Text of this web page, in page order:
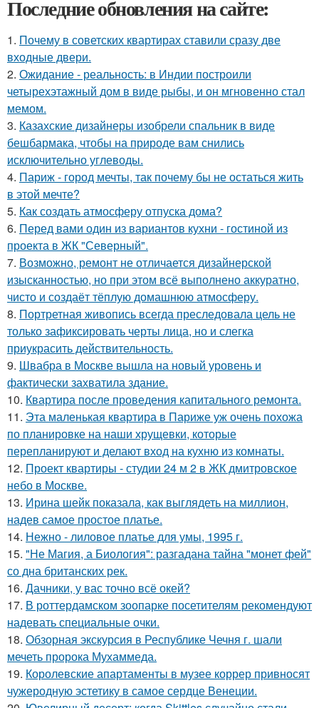
Последние обновления на сайте:
1. Почему в советских квартирах ставили сразу две
входные двери.
2. Ожидание - реальность: в Индии построили
четырехэтажный дом в виде рыбы, и он мгновенно стал
мемом.
3. Казахские дизайнеры изобрели спальник в виде
бешбармака, чтобы на природе вам снились
исключительно углеводы.
4. Париж - город мечты, так почему бы не остаться жить
в этой мечте?
5. Как создать атмосферу отпуска дома?
6. Перед вами один из вариантов кухни - гостиной из
проекта в ЖК "Северный".
7. Возможно, ремонт не отличается дизайнерской
изысканностью, но при этом всё выполнено аккуратно,
чисто и создаёт тёплую домашнюю атмосферу.
8. Портретная живопись всегда преследовала цель не
только зафиксировать черты лица, но и слегка
приукрасить действительность.
9. Швабра в Москве вышла на новый уровень и
фактически захватила здание.
10. Квартира после проведения капитального ремонта.
11. Эта маленькая квартира в Париже уж очень похожа
по планировке на наши хрущевки, которые
перепланируют и делают вход на кухню из комнаты.
12. Проект квартиры - студии 24 м 2 в ЖК дмитровское
небо в Москве.
13. Ирина шейк показала, как выглядеть на миллион,
надев самое простое платье.
14. Нежно - лиловое платье для умы, 1995 г.
15. "Не Магия, а Биология": разгадана тайна "монет фей"
со дна британских рек.
16. Дачники, у вас точно всё окей?
17. В роттердамском зоопарке посетителям рекомендуют
надевать специальные очки.
18. Обзорная экскурсия в Республике Чечня г. шали
мечеть пророка Мухаммеда.
19. Королевские апартаменты в музее коррер привносят
чужеродную эстетику в самое сердце Венеции.